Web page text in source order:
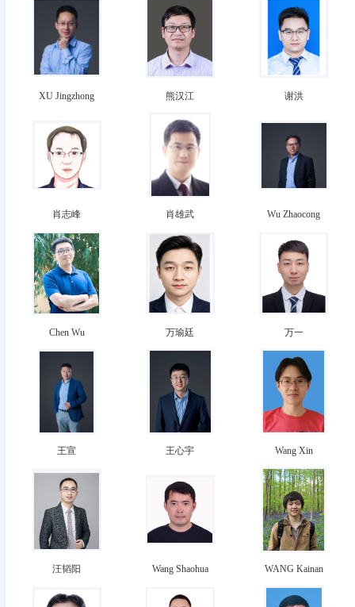
XU Jingzhong 熊汉江 谢洪
肖志峰 肖雄武 Wu Zhaocong
Chen Wu 万瑜廷 万一
王宣 王心宇 Wang Xin
汪韬阳 Wang Shaohua WANG Kainan